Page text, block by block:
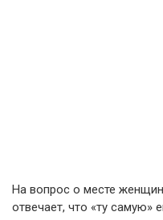
На вопрос о месте
отвечает, что «ту самую»